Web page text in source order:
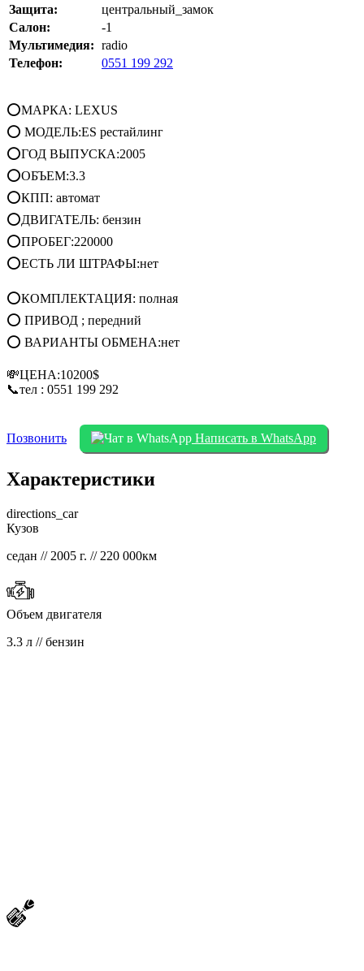
Защита:
центральный_замок
Салон:
-1
Мультимедия: radio
Телефон:
0551 199 292
⭕МАРКА: LEXUS
⭕ МОДЕЛЬ:ES рестайлинг
⭕ГОД ВЫПУСКА:2005
⭕ОБЪЕМ:3.3
⭕КПП: автомат
⭕ДВИГАТЕЛЬ: бензин
⭕ПРОБЕГ:220000
⭕ЕСТЬ ЛИ ШТРАФЫ:нет
⭕КОМПЛЕКТАЦИЯ: полная
⭕ ПРИВОД ; передний
⭕ ВАРИАНТЫ ОБМЕНА:нет
💸ЦЕНА:10200$
📞тел : 0551 199 292
Позвонить Написать в WhatsApp
Характеристики
directions_car
Кузов
седан // 2005 г. // 220 000км
Объем двигателя
3.3 л // бензин